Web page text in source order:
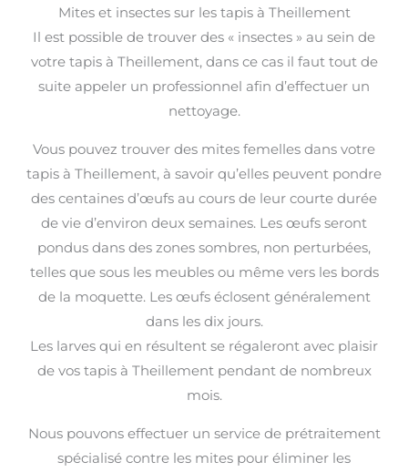
Mites et insectes sur les tapis à Theillement
Il est possible de trouver des « insectes » au sein de
votre tapis à Theillement, dans ce cas il faut tout de
suite appeler un professionnel afin d’effectuer un
nettoyage.
Vous pouvez trouver des mites femelles dans votre
tapis à Theillement, à savoir qu’elles peuvent pondre
des centaines d’œufs au cours de leur courte durée
de vie d’environ deux semaines. Les œufs seront
pondus dans des zones sombres, non perturbées,
telles que sous les meubles ou même vers les bords
de la moquette. Les œufs éclosent généralement
dans les dix jours.
Les larves qui en résultent se régaleront avec plaisir
de vos tapis à Theillement pendant de nombreux
mois.
Nous pouvons effectuer un service de prétraitement
spécialisé contre les mites pour éliminer les